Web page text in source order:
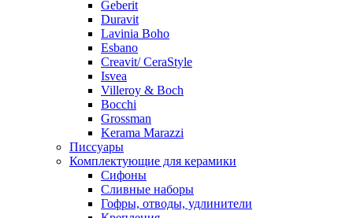
Geberit
Duravit
Lavinia Boho
Esbano
Creavit/ CeraStyle
Isvea
Villeroy & Boch
Bocchi
Grossman
Kerama Marazzi
Писсуары
Комплектующие для керамики
Сифоны
Сливные наборы
Гофры, отводы, удлинители